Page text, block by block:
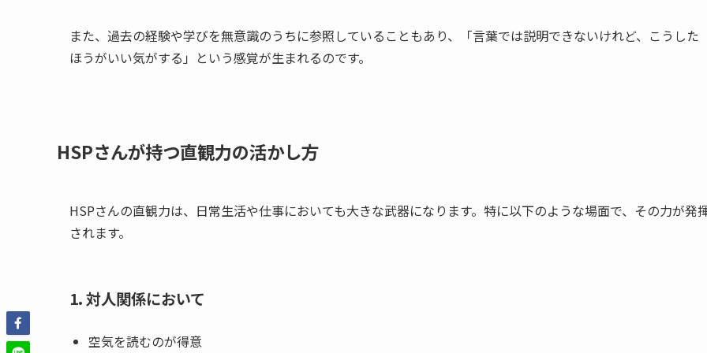
また、過去の経験や学びを無意識のうちに参照していることもあり、「言葉では説明できないけれど、こうした
ほうがいい気がする」という感覚が生まれるのです。
HSPさんが持つ直観力の活かし方
HSPさんの直観力は、日常生活や仕事においても大きな武器になります。特に以下のような場面で、その力が発
されます。
1. 対人関係において
空気を読むのが得意